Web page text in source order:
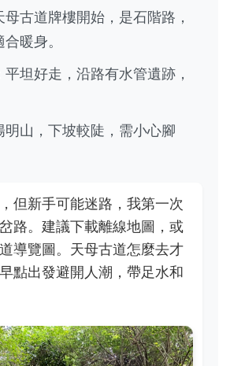
母古道牌樓開始，是石階路，
暖身。
平坦好走，沿路有水管遺跡，
明山，下坡較陡，需小心腳
但新手可能迷路，我第一次
路。建議下載離線地圖，或
導覽圖。天母古道怎麼去才
點出發避開人潮，帶足水和